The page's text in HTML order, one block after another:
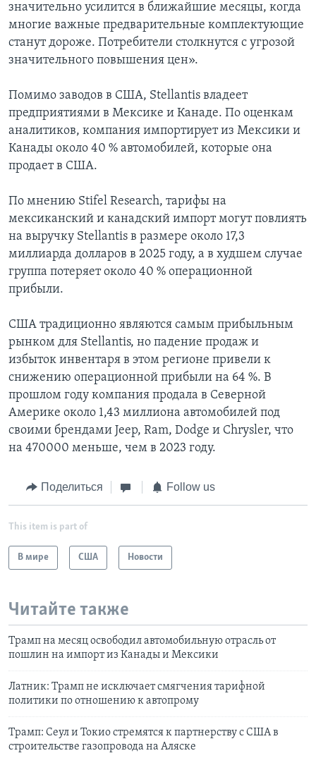
значительно усилится в ближайшие месяцы, когда
многие важные предварительные комплектующие
станут дороже. Потребители столкнутся с угрозой
значительного повышения цен».
Помимо заводов в США, Stellantis владеет
предприятиями в Мексике и Канаде. По оценкам
аналитиков, компания импортирует из Мексики и
Канады около 40 % автомобилей, которые она
продает в США.
По мнению Stifel Research, тарифы на
мексиканский и канадский импорт могут повлиять
на выручку Stellantis в размере около 17,3
миллиарда долларов в 2025 году, а в худшем случае
группа потеряет около 40 % операционной
прибыли.
США традиционно являются самым прибыльным
рынком для Stellantis, но падение продаж и
избыток инвентаря в этом регионе привели к
снижению операционной прибыли на 64 %. В
прошлом году компания продала в Северной
Америке около 1,43 миллиона автомобилей под
своими брендами Jeep, Ram, Dodge и Chrysler, что
на 470000 меньше, чем в 2023 году.
Поделиться Follow us
This item is part of
В мире США Новости
Читайте также
Трамп на месяц освободил автомобильную отрасль от
пошлин на импорт из Канады и Мексики
Латник: Трамп не исключает смягчения тарифной
политики по отношению к автопрому
Трамп: Сеул и Токио стремятся к партнерству с США в
строительстве газопровода на Аляске